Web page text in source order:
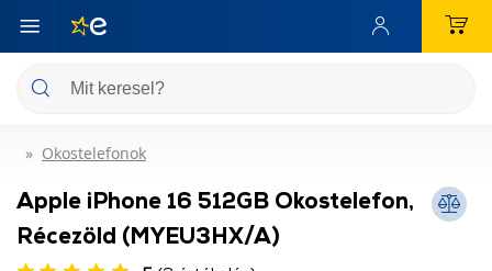
Okostelefonok
Apple iPhone 16 512GB Okostelefon,
Récezöld (MYEU3HX/A)